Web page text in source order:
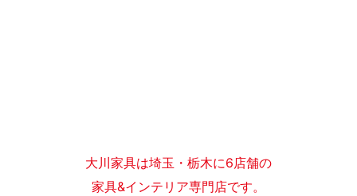
大川家具は埼玉・栃木に6店舗の
家具&インテリア専門店です。